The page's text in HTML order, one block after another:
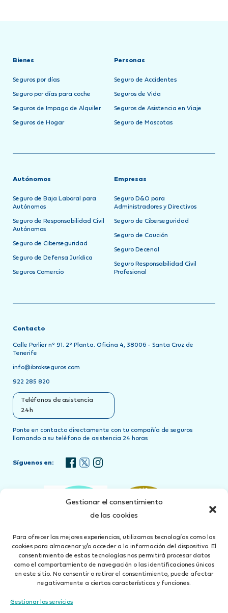
Gestionar el consentimiento
de las cookies
Para ofrecer las mejores experiencias, utilizamos tecnologías como las
cookies para almacenar y/o acceder a la información del dispositivo. El
consentimiento de estas tecnologías nos permitirá procesar datos
como el comportamiento de navegación o las identificaciones únicas
en este sitio. No consentir o retirar el consentimiento, puede afectar
negativamente a ciertas características y funciones.
Gestionar los servicios
Bienes
Seguros por días
Seguro por días para coche
Seguros de Impago de Alquiler
Seguros de Hogar
Personas
Seguro de Accidentes
Seguros de Vida
Seguros de Asistencia en Viaje
Seguro de Mascotas
Autónomos
Seguro de Baja Laboral para
Autónomos
Seguro de Responsabilidad Civil
Autónomos
Seguro de Ciberseguridad
Seguro de Defensa Jurídica
Seguros Comercio
Empresas
Seguro D&O para
Administradores y Directivos
Seguro de Ciberseguridad
Seguro de Caución
Seguro Decenal
Seguro Responsabilidad Civil
Profesional
Contacto
Calle Porlier nº 91. 2º Planta. Oficina 4, 38006 - Santa Cruz de
Tenerife
info@ibrokseguros.com
922 285 820
Teléfonos de asistencia
24h
Ponte en contacto directamente con tu compañía de seguros
llamando a su teléfono de asistencia 24 horas
Síguenos en: